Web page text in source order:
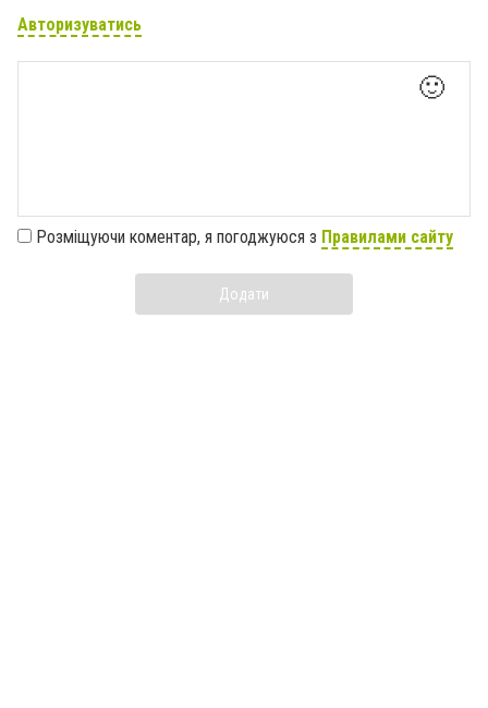
Авторизуватись
🙂
Розміщуючи коментар, я погоджуюся з Правилами сайту
Додати